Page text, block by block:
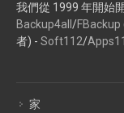
我們從 1999 年開始
Backup4all /FBackup
者) - Soft112/
家